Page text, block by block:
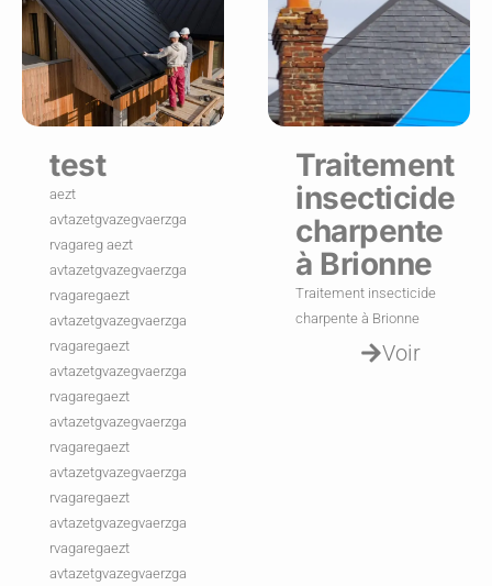
test
aezt
avtazetgvazegvaerzga
rvagareg aezt
avtazetgvazegvaerzga
rvagaregaezt
avtazetgvazegvaerzga
rvagaregaezt
avtazetgvazegvaerzga
rvagaregaezt
avtazetgvazegvaerzga
rvagaregaezt
avtazetgvazegvaerzga
rvagaregaezt
avtazetgvazegvaerzga
rvagaregaezt
avtazetgvazegvaerzga
Traitement
insecticide
charpente
à Brionne
Traitement insecticide
charpente à Brionne
Voir